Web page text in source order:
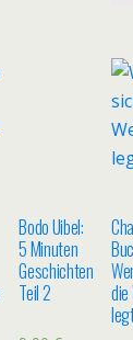
Bodo Uibel:
5 Minuten
Geschichten
Teil 2
die